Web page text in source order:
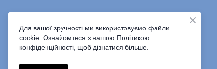
Copyright © 2018 - 2026 Адвокатське бюро
Для вашої зручності ми використовуємо файли
cookie. Ознайомтеся з нашою Політикою
конфіденційності, щоб дізнатися більше.